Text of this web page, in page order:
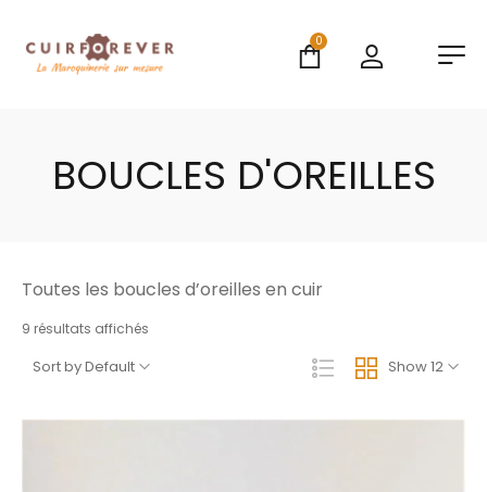
0
BOUCLES D'OREILLES
Toutes les boucles d’oreilles en cuir
9 résultats affichés
Show 12
Sort by Default